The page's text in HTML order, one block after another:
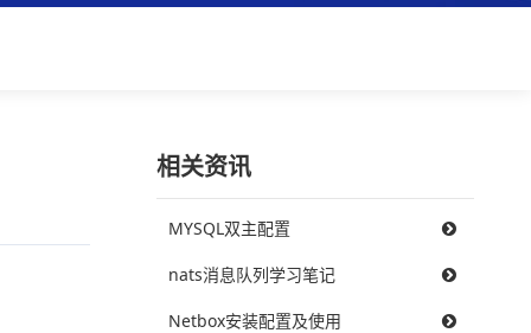
相关资讯
MYSQL双主配置
nats消息队列学习笔记
Netbox安装配置及使用